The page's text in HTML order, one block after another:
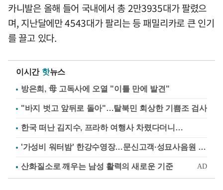
카니발은 올해 들어 국내에서 총 2만3935대가 팔렸으
며, 지난달에만 4543대가 팔리는 등 패밀리카로 큰 인기
를 끌고 있다.
이시간 핫뉴스
방은희, 母 고독사에 오열 "이틀 만에 발견"
"바지 벗고 앞뒤로 돌아"…탈북민 회상한 기쁨조 검사
한국 떠난 김지수, 프라하 여행사 차렸다더니…
'가성비 워터밤' 한강수영장…문신고객·성묘사음원 민원